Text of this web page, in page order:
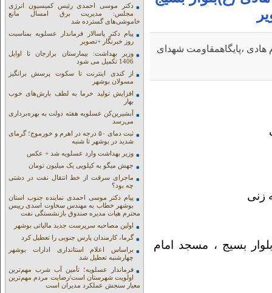
،پایگاهمقاومت شهدای
زنی
برازجان ، بلوار بسیج ، مسجد امام
دکتر موسی احمدی رئیس کمیسیون انرژی
مجلس: مدیریت برق امسال مانع
خاموشی‌های گسترده شد
پیام دکتر پاسالار فرماندار عسلویه بمناسبت
روز خبرنگار +تصویر
وزیر بهداشت: بیمارستان برازجان تا اوایل
1406 تکمیل می شود
از کندی اینترنت تا سکوت پرسش برانگیز
مسولان بوشهر
افزایش تولید خرما به لطف بارش‌های خوب
بهار
آبشیرین‌کن عسلویه هفته دولت به بهره‌برداری
می‌رسد
ثبت دمای ۵۰ درجه در اهرم و خورموج؛ گرمای
شدید در بوشهر تا شنبه
وزیر بهداشت وارد عسلویه شد + عکس
جهش میگو به کیلویی یک میلیون تومان
ماجرای سرقت از خط انتقال نفت در دشتی
چه بود؟
پیام دکتر موسی احمدی نماینده جنوب استان
بوشهر خطاب به مهندس سخاوت اسدی رییس
محترم هیات مدیره صندوق بازنشستگی نفت
اولین مصاحبه سرپرست جدید مالیاتی بوشهر
گرما، کارمندان پارس جنوبی را تعطیل کرد
براساس اعلام استانداری ادارات بوشهر
چهارشنبه تعطیل شد
فرماندار عسلویه؛ تأمین آب شرب مهم‌ترین
اولویت شهرستان است/رضایت مردم مهم‌ترین
معیار سنجش عملکرد مدیران است